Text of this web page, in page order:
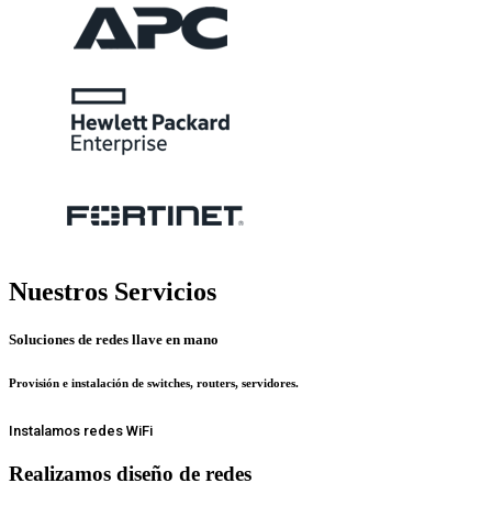
Nuestros Servicios
Soluciones de redes llave en mano
Provisión e instalación de switches, routers, servidores.​
Instalamos redes WiFi
Realizamos diseño de redes​